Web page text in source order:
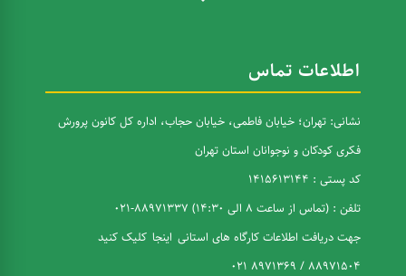
اطلاعات تماس
نشانی: تهران؛ خیابان فاطمی، خیابان حجاب، اداره کل کانون پرورش
فکری کودکان و نوجوانان استان تهران
کد پستی : 1415613144
تلفن : (تماس از ساعت 8 الی 14:30) 88971337-021
جهت دریافت اطلاعات کارگاه های استانی اینجا کلیک کنید
88971504 / 8971369 021